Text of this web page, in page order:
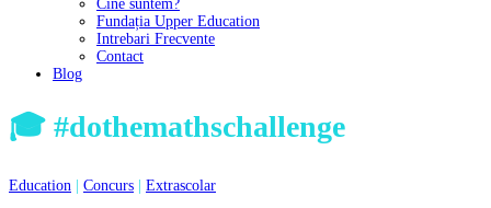
Cine suntem?
Fundația Upper Education
Intrebari Frecvente
Contact
Blog
🎓 #dothemathschallenge
Education | Concurs | Extrascolar